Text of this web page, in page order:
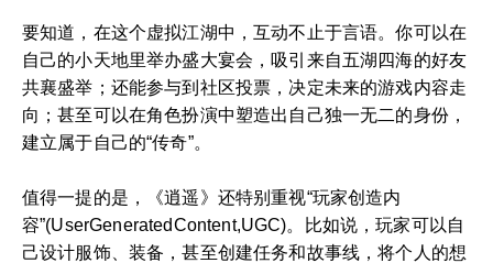
要知道，在这个虚拟江湖中，互动不止于言语。你可以在
自己的小天地里举办盛大宴会，吸引来自五湖四海的好友
共襄盛举；还能参与到社区投票，决定未来的游戏内容走
向；甚至可以在角色扮演中塑造出自己独一无二的身份，
建立属于自己的“传奇”。
值得一提的是，《逍遥》还特别重视“玩家创造内
容”(UserGeneratedContent,UGC)。比如说，玩家可以自
己设计服饰、装备，甚至创建任务和故事线，将个人的想